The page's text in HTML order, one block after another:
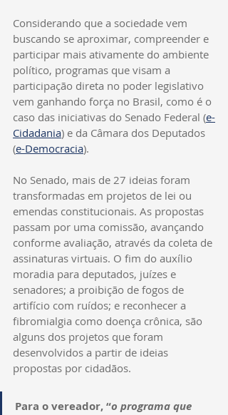
Considerando que a sociedade vem
buscando se aproximar, compreender e
participar mais ativamente do ambiente
político, programas que visam a
participação direta no poder legislativo
vem ganhando força no Brasil, como é o
caso das iniciativas do Senado Federal (e-
Cidadania) e da Câmara dos Deputados
(e-Democracia).
No Senado, mais de 27 ideias foram
transformadas em projetos de lei ou
emendas constitucionais. As propostas
passam por uma comissão, avançando
conforme avaliação, através da coleta de
assinaturas virtuais. O fim do auxílio
moradia para deputados, juízes e
senadores; a proibição de fogos de
artifício com ruídos; e reconhecer a
fibromialgia como doença crônica, são
alguns dos projetos que foram
desenvolvidos a partir de ideias
propostas por cidadãos.
Para o vereador, “o programa que